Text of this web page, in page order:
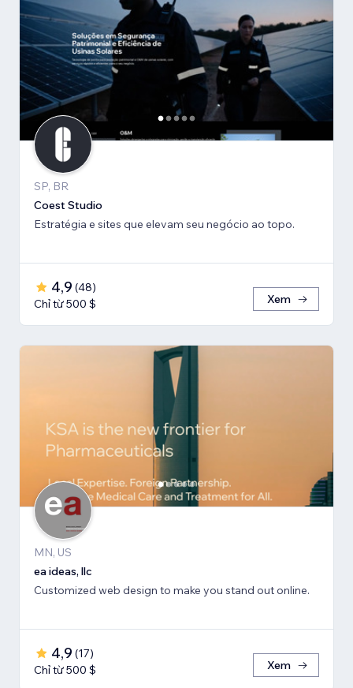
SP, BR
Coest Studio
Estratégia e sites que elevam seu negócio ao topo.
4,9 (48)
Chỉ từ 500 $
Xem
MN, US
ea ideas, llc
Customized web design to make you stand out online.
4,9 (17)
Chỉ từ 500 $
Xem